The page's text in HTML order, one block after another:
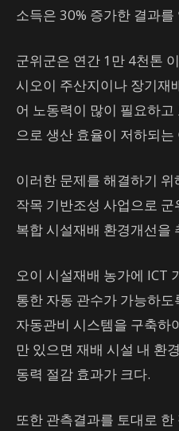
소득은 30% 증가한 결과
군위군은 연간 1만 4천톤
시오이 주산지이나 장기재
어 노동력이 많이 필요하
으로 생산 효율이 저하되
이러한 문제를 해결하기
작목 기반조성 사업으로
복합 시설재배 환경개선을
오이 시설재배 농가에 ICT
통한 자동 관수가 가능하
자동관비 시스템을 구축하
만 있으면 재배 시설 내 환
동력 절감 효과가 크다.
또한 관측결과를 토대로